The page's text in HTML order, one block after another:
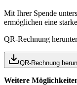
Mit Ihrer Spende
ermöglichen eine
QR-Rechnung
QR-Rechnung
Weitere